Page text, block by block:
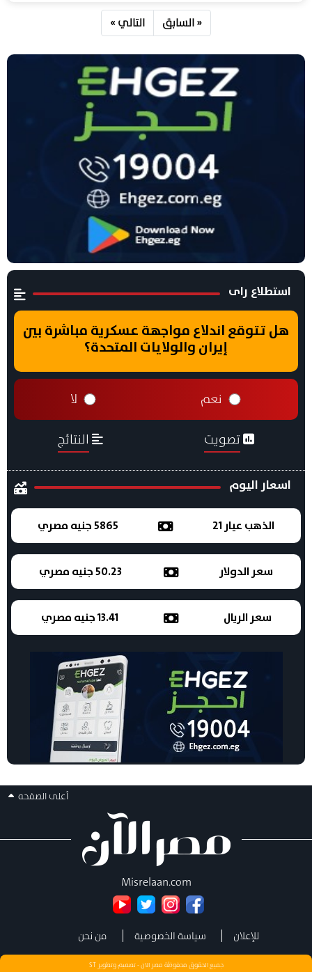
« السابق التالي »
استطلاع راى
هل تتوقع اندلاع مواجهة عسكرية مباشرة بين
إيران والولايات المتحدة؟
نعم لا
تصويت النتائج
اسعار اليوم
الذهب عيار 21 5865 جنيه مصري
سعر الدولار 50.23 جنيه مصري
سعر الريال 13.41 جنيه مصري
أعلى الصفحه
Misrelaan.com
للإعلان سياسة الخصوصية من نحن
جميع الحقوق محفوظة مصر الان - تصميم وتطويرST